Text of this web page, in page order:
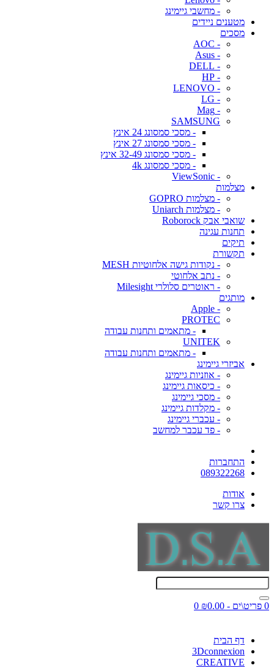
- מחשבי גיימינג
מטענים ניידים
מסכים
- AOC
- Asus
- DELL
- HP
- LENOVO
- LG
- Mag
SAMSUNG
- מסכי סמסונג 24 אינץ
- מסכי סמסונג 27 אינץ
- מסכי סמסונג 32-49 אינץ
- מסכי סמסונג 4k
- ViewSonic
מצלמות
- מצלמות GOPRO
- מצלמות Uniarch
שואבי אבק Roborock
תחנות עגינה
תיקים
תקשורת
- נקודות גישה אלחוטיות MESH
- נתב אלחוטי
- ראוטרים סלולרי Milesight
מותגים
- Apple
PROTEC
- מתאמים ותחנות עבודה
UNITEK
- מתאמים ותחנות עבודה
אביזרי גיימינג
- אוזניות גיימינג
- כיסאות גיימינג
- מסכי גיימינג
- מקלדות גיימינג
- עכברי גיימינג
- פד עכבר למחשב
התחברות
089322268
אודות
צרו קשר
0 פריט\ים - ₪0.00 0
דף הבית
3Dconnexion
CREATIVE